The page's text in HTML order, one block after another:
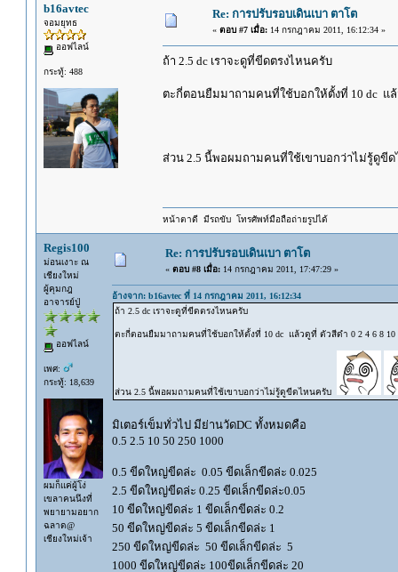
b16avtec
จอมยุทธ
ออฟไลน์
กระทู้: 488
Re: การปรับรอบเดินเบา ตาโต
« ตอบ #7 เมื่อ:14 กรกฎาคม 2011, 16:12:34 »
ถ้า 2.5 dc เราจะดูที่ขีดตรงไหนครับ
ตะกี่ตอนยืมมาถามคนที่ใช้บอกให้ตั้งที่ 10 dc แล้
ส่วน 2.5 นี้พอผมถามคนที่ใช้เขาบอกว่าไม่รู้ดูขี
หน้าตาดี มีรถขับ โทรศัพท์มือถือถ่ายรูปได้
Regis100
ม่อนเงาะ ณ
เชียงใหม่
ผู้คุมกฎ
อาจารย์ปู่
ออฟไลน์
เพศ:
กระทู้: 18,639
ผมก็แค่ผู้โง่
เขลาคนนึงที่
พยายามอยาก
ฉลาด@
เชียงใหม่เจ้า
Re: การปรับรอบเดินเบา ตาโต
« ตอบ #8 เมื่อ:14 กรกฎาคม 2011, 17:47:29 »
อ้างจาก: b16avtec ที่ 14 กรกฎาคม 2011, 16:12:34
ถ้า 2.5 dc เราจะดูที่ขีดตรงไหนครับ
ตะกี่ตอนยืมมาถามคนที่ใช้บอกให้ตั้งที่ 10 dc แล้วดูที่ ตัวสีดำ 0 2 4 6 8 10
ส่วน 2.5 นี้พอผมถามคนที่ใช้เขาบอกว่าไม่รู้ดูขีดไหนครับ
มิเตอร์เข็มทั่วไป มีย่านวัดDC ทั้งหมดคือ
0.5 2.5 10 50 250 1000
0.5 ขีดใหญ่ขีดล่ะ 0.05 ขีดเล็กขีดล่ะ 0.025
2.5 ขีดใหญ่ขีดล่ะ 0.25 ขีดเล็กขีดล่ะ0.05
10 ขีดใหญ่ขีดล่ะ 1 ขีดเล็กขีดล่ะ 0.2
50 ขีดใหญ่ขีดล่ะ 5 ขีดเล็กขีดล่ะ 1
250 ขีดใหญ่ขีดล่ะ 50 ขีดเล็กขีดล่ะ 5
1000 ขีดใหญ่ขีดล่ะ 100ขีดเล็กขีดล่ะ 20